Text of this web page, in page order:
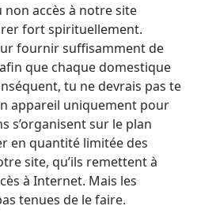
accès à notre site
fort spirituellement.
fournir suffisamment de
que chaque domestique
tu ne devrais pas te
appareil uniquement pour
s’organisent sur le plan
en quantité limitée des
site, qu’ils remettent à
à Internet. Mais les
tenues de le faire.